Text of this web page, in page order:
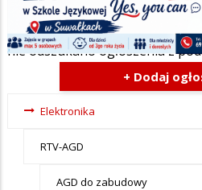
Szukana fraza w ogłoszeniach
nie odszukano ogłoszenia z
+ Dodaj
Ogłoszenia
menu-
Elektronika
Elektronika
RTV-AGD
AGD do zabudowy